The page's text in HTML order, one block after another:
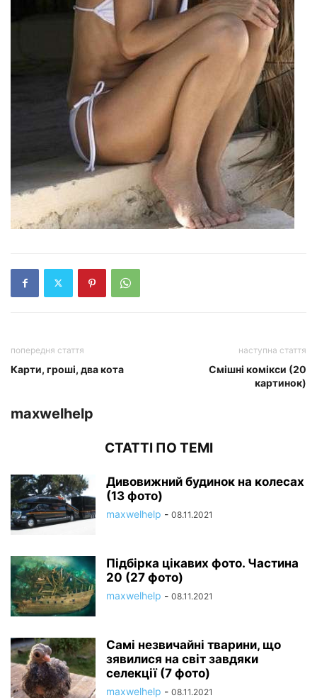
попередня стаття
Карти, гроші, два кота
наступна стаття
Смішні комікси (20
картинок)
maxwelhelp
СТАТТІ ПО ТЕМІ
Дивовижний будинок на колесах
(13 фото)
maxwelhelp - 08.11.2021
Підбірка цікавих фото. Частина
20 (27 фото)
maxwelhelp - 08.11.2021
Самі незвичайні тварини, що
зявилися на світ завдяки
селекції (7 фото)
maxwelhelp - 08.11.2021